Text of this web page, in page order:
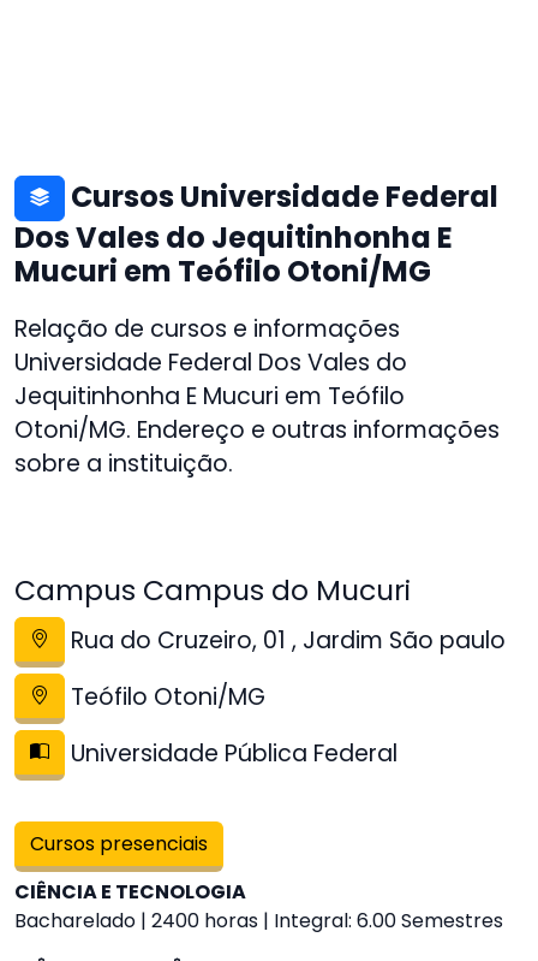
Cursos Universidade Federal
Dos Vales do Jequitinhonha E
Mucuri em Teófilo Otoni/MG
Relação de cursos e informações
Universidade Federal Dos Vales do
Jequitinhonha E Mucuri em Teófilo
Otoni/MG. Endereço e outras informações
sobre a instituição.
Campus Campus do Mucuri
Rua do Cruzeiro, 01 , Jardim São paulo
Teófilo Otoni/MG
Universidade Pública Federal
Cursos presenciais
CIÊNCIA E TECNOLOGIA
Bacharelado | 2400 horas | Integral: 6.00 Semestres